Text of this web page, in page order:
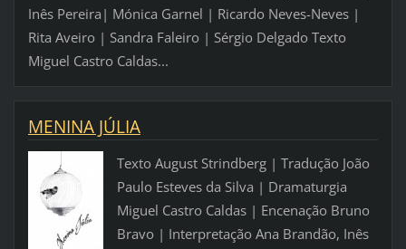
Inês Pereira| Mónica Garnel | Ricardo Neves-Neves |
Rita Aveiro | Sandra Faleiro | Sérgio Delgado Texto
Miguel Castro Caldas...
MENINA JÚLIA
Texto August Strindberg | Tradução João
Paulo Esteves da Silva | Dramaturgia
Miguel Castro Caldas | Encenação Bruno
Bravo | Interpretação Ana Brandão, Inês